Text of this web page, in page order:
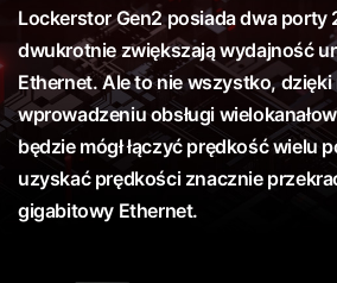
Lockerstor Gen2 posiada dwa porty
dwukrotnie zwiększają wydajność
Ethernet. Ale to nie wszystko, dzięki
wprowadzeniu obsługi
będzie mógł łączyć prędkość wielu
uzyskać prędkości znacznie
gigabitowy Ethernet.